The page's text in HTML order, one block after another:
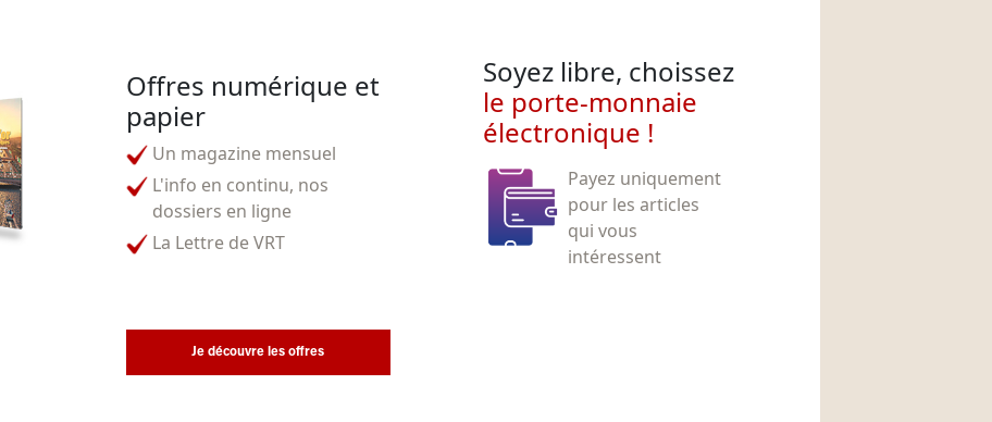
Offres numérique et
papier
Un magazine mensuel
L'info en continu, nos
dossiers en ligne
La Lettre de VRT
Soyez libre, choissez
le porte-monnaie
électronique !
Payez uniquement
pour les articles
qui vous
intéressent
Je découvre les offres